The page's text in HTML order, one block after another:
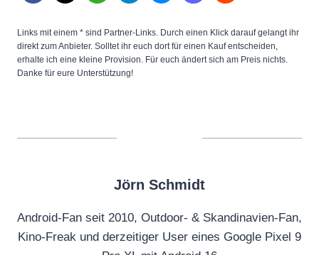
Links mit einem * sind Partner-Links. Durch einen Klick darauf gelangt ihr
direkt zum Anbieter. Solltet ihr euch dort für einen Kauf entscheiden,
erhalte ich eine kleine Provision. Für euch ändert sich am Preis nichts.
Danke für eure Unterstützung!
Jörn Schmidt
Android-Fan seit 2010, Outdoor- & Skandinavien-Fan,
Kino-Freak und derzeitiger User eines Google Pixel 9